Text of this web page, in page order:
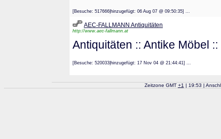
[Besuche: 517666|hinzugefügt: 06 Aug 07 @ 09:50:35] ...
AEC-FALLMANN Antiquitäten
http://www.aec-fallmann.at
Antiquitäten :: Antike Möbel
[Besuche: 520033|hinzugefügt: 17 Nov 04 @ 21:44:41] ...
Zeitzone GMT +1 | 19:53 |